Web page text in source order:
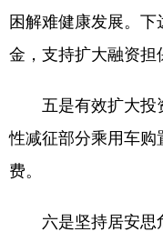
困解难健康发展。
金，支持扩大融资担
五是有效扩大投
性减征部分乘用车
费。
六是坚持居安思